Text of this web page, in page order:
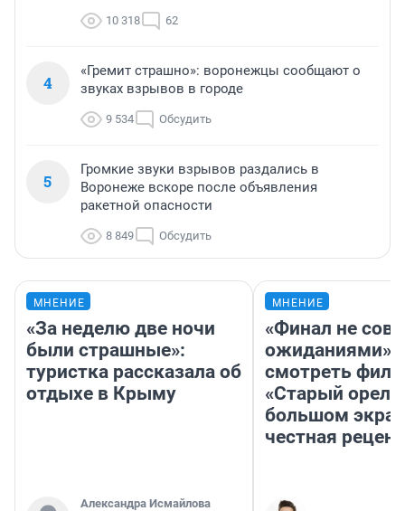
10 318 62
4
«Гремит страшно»: воронежцы сообщают о
звуках взрывов в городе
9 534 Обсудить
5
Громкие звуки взрывов раздались в
Воронеже вскоре после объявления
ракетной опасности
8 849 Обсудить
МНЕНИЕ
«За неделю две ночи
были страшные»:
туристка рассказала об
отдыхе в Крыму
Александра Исмайлова
МНЕНИЕ
«Финал не
ожиданиями»:
смотреть
«Старый орел»
большом
честная